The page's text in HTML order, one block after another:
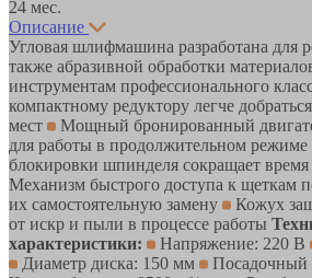
24 мес.
Описание
Угловая шлифмашина разработана для
также абразивной обработки
инструментам профессионального
компактному редуктору легче
мест
Мощный бронированный
для работы в продолжительном режиме
блокировки шпинделя сокращает время
Механизм быстрого доступа к щеткам
их самостоятельную замену
Кожух
от искр и пыли в процессе работы
характеристики:
Напряжение: 220 В
Диаметр диска: 150 мм
Посадочный